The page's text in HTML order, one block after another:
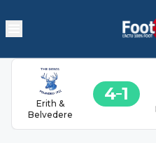
Erith &
Belvedere
4 1